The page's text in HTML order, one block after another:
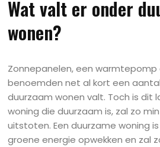
Wat valt er onder
wonen?
Zonnepanelen, een
benoemden net al kort een
duurzaam wonen valt. Toch is dit
woning die duurzaam is, zal zo
uitstoten. Een duurzame woning
groene energie opwekken en zal